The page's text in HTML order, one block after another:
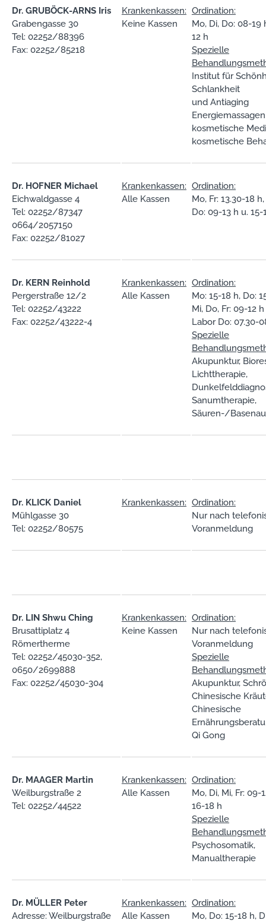
Dr. GRUBÖCK-ARNS Iris
Grabengasse 30
Tel: 02252/88396
Fax: 02252/85218
Krankenkassen:
Keine Kassen
Ordination:
Mo, Di, Do: 08-19
12 h
Spezielle
Institut für
Schlankheit
und Antiaging
kosmetische
kosmetische
Dr. HOFNER Michael
Eichwaldgasse 4
Tel: 02252/87347
0664/2057150
Fax: 02252/81027
Krankenkassen:
Alle Kassen
Ordination:
Mo, Fr: 13.30-18
Do: 09-13 h u. 15-
Dr. KERN Reinhold
Pergerstraße 12/2
Tel: 02252/43222
Fax: 02252/43222-4
Krankenkassen:
Alle Kassen
Ordination:
Mo: 15-18 h, Do:
Mi, Do, Fr: 09-12 h
Labor Do: 07.30-
Spezielle
Akupunktur,
Lichttherapie,
Sanumtherapie,
Säuren-/
Dr. KLICK Daniel
Mühlgasse 30
Tel: 02252/80575
Krankenkassen: Ordination:
Nur nach
Voranmeldung
Dr. LIN Shwu Ching
Brusattiplatz 4
Römertherme
Tel: 02252/45030-352,
0650/2699888
Fax: 02252/45030-304
Krankenkassen:
Keine Kassen
Ordination:
Nur nach
Voranmeldung
Spezielle
Akupunktur,
Chinesische
Chinesische
Qi Gong
Dr. MAAGER Martin
Weilburgstraße 2
Tel: 02252/44522
Krankenkassen:
Alle Kassen
Ordination:
Mo, Di, Mi, Fr: 09-
16-18 h
Spezielle
Psychosomatik,
Manualtherapie
Dr. MÜLLER Peter
Adresse: Weilburgstraße
Krankenkassen:
Alle Kassen
Ordination:
Mo, Do: 15-18 h,